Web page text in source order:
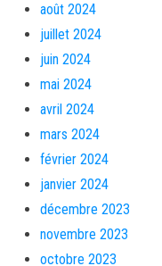
août 2024
juillet 2024
juin 2024
mai 2024
avril 2024
mars 2024
février 2024
janvier 2024
décembre 2023
novembre 2023
octobre 2023